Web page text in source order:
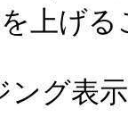
上げ
グ表示